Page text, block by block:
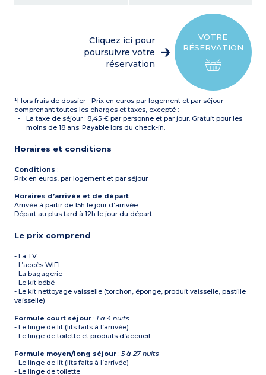
baignoire, sèche-cheveux,
miroir grossissant
TV, accès WIFI, coffre-fort
VOTRE
RÉSERVATION
Cliquez ici pour
poursuivre votre
réservation
¹Hors frais de dossier - Prix en euros par logement et par séjour
comprenant toutes les charges et taxes, excepté :
La taxe de séjour : 8,45 € par personne et par jour. Gratuit pour les
moins de 18 ans. Payable lors du check-in.
Horaires et conditions
Conditions :
Prix en euros, par logement et par séjour
Horaires d’arrivée et de départ
Arrivée à partir de 15h le jour d’arrivée
Départ au plus tard à 12h le jour du départ
Le prix comprend
- La TV
- L’accès WIFI
- La bagagerie
- Le kit bébé
- Le kit nettoyage vaisselle (torchon, éponge, produit vaisselle, pastille
vaisselle)
Formule court séjour : 1 à 4 nuits
- Le linge de lit (lits faits à l’arrivée)
- Le linge de toilette et produits d’accueil
Formule moyen/long séjour :5 à 27 nuits
- Le linge de lit (lits faits à l’arrivée)
- Le linge de toilette